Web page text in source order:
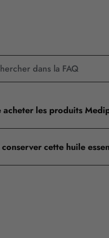
acheter les produits
cette huile